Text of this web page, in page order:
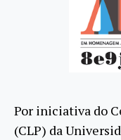
Por iniciativa do
(CLP) da